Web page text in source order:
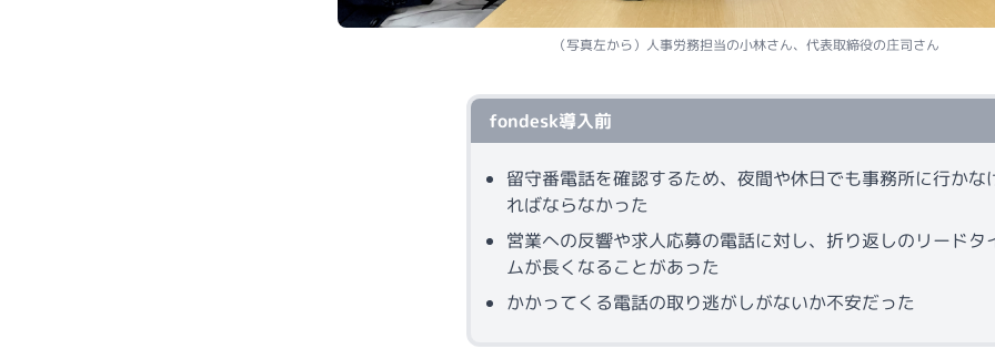
（写真左から）人事労務担当の小林さん、代表取締役の庄司さん
fondesk導入前
留守番電話を確認するため、夜間や休日でも事務所に行かな
ればならなかった
営業への反響や求人応募の電話に対し、折り返しのリードタ
ムが長くなることがあった
かかってくる電話の取り逃がしがないか不安だった